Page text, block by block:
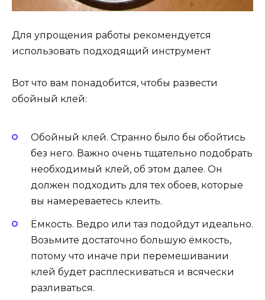
Для упрощения работы рекомендуется
использовать подходящий инструмент
Вот что вам понадобится, чтобы развести
обойный клей:
Обойный клей. Странно было бы обойтись
без него. Важно очень тщательно подобрать
необходимый клей, об этом далее. Он
должен подходить для тех обоев, которые
вы намереваетесь клеить.
Ёмкость. Ведро или таз подойдут идеально.
Возьмите достаточно большую ёмкость,
потому что иначе при перемешивании
клей будет расплескиваться и всячески
разливаться.